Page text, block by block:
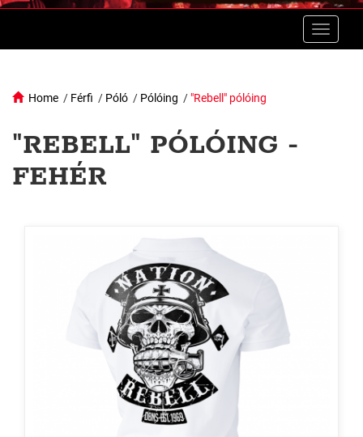
Toggle
Home / Férfi / Póló / Pólóing / "Rebell" pólóing
"REBELL" PÓLÓING -
FEHÉR